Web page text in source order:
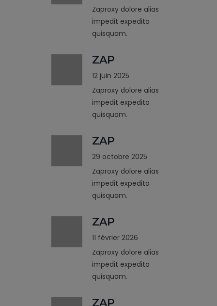
Zaproxy dolore alias
impedit expedita
quisquam.
ZAP
12 juin 2025
Zaproxy dolore alias
impedit expedita
quisquam.
ZAP
29 octobre 2025
Zaproxy dolore alias
impedit expedita
quisquam.
ZAP
11 février 2026
Zaproxy dolore alias
impedit expedita
quisquam.
ZAP